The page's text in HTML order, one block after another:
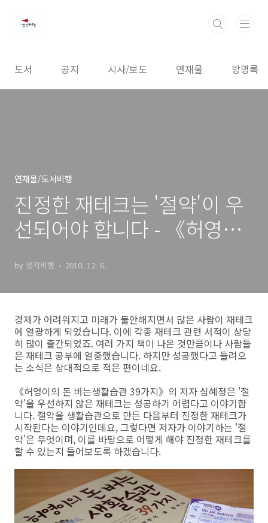
도서 공지 시사/보도 연재물 방명록
연재물/도서비행
진정한 재테크는 '절약'이 우
선되어야 합니다 - 《허영이
지》의 저자 심혜정 인터뷰
by 생각비행 2010. 12. 6.
경제가 어려워지고 미래가 불안해지면서 많은 사람이 재테크
에 열광하게 되었습니다. 이에 각종 재테크 관련 서적이 상당
히 많이 출간되었죠. 여러 가지 책이 나온 것만큼이나 사람들
은 재테크 공부에 열중했습니다. 하지만 성공했다고 들려오
는 소식은 상대적으로 적은 편이네요.
《허영이의 돈 버는생활습관 39가지》의 저자 심혜정은 '절
약'을 우선하지 않은 재테크는 성공하기 어렵다고 이야기합
니다. 절약을 생활습관으로 만든 다음부터 진정한 재테크가
시작된다는 이야기인데요, 그렇다면 저자가 이야기하는 '절
약'은 무엇이며, 이를 바탕으로 어떻게 해야 진정한 재테크를
할 수 있는지 들어보도록 하겠습니다.